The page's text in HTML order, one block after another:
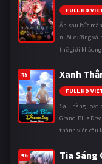
FULL HD
Ẩn sau bức
nuôi dưỡng và
thế giới khắc
#5 Xanh
FULL HD
Sau hàng loạt
Grand Blue
thành viên câu
#6 Tia Sáng